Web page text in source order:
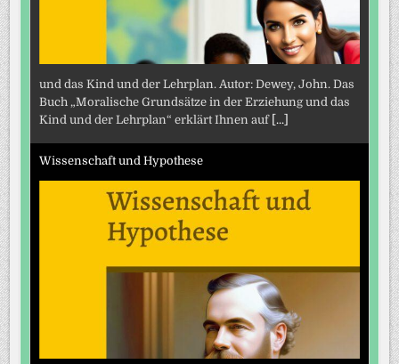
und das Kind und der Lehrplan. Autor: Dewey, John. Das
Buch „Moralische Grundsätze in der Erziehung und das
Kind und der Lehrplan“ erklärt Ihnen auf [...]
Wissenschaft und Hypothese